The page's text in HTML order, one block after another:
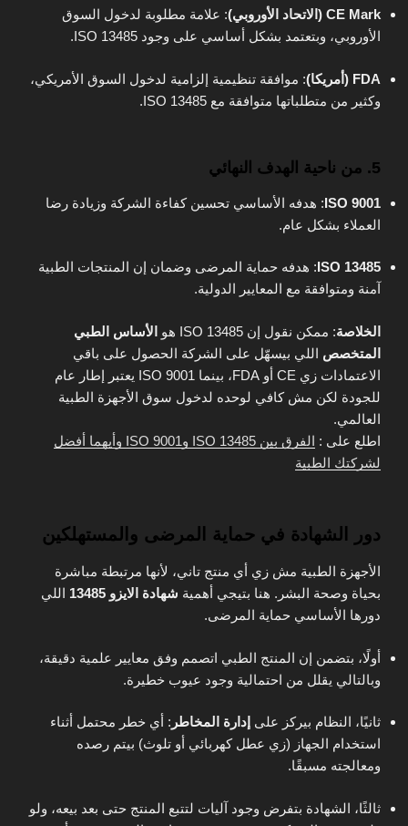
CE Mark (الاتحاد الأوروبي)
: علامة مطلوبة لدخول السوق
الأوروبي، وبتعتمد بشكل أساسي على وجود ISO 13485.
FDA (أمريكا)
: موافقة تنظيمية إلزامية لدخول السوق الأمريكي،
وكثير من متطلباتها متوافقة مع ISO 13485.
5. من ناحية الهدف النهائي
ISO 9001: هدفه الأساسي تحسين كفاءة الشركة وزيادة رضا
العملاء بشكل عام.
ISO 13485: هدفه حماية المرضى وضمان إن المنتجات الطبية
آمنة ومتوافقة مع المعايير الدولية.
الخلاصة: ممكن نقول إن ISO 13485 هو
الأساس الطبي
المتخصص اللي بيسهّل على الشركة الحصول على باقي
الاعتمادات زي CE أو FDA، بينما ISO 9001 يعتبر إطار عام
للجودة لكن مش كافي لوحده لدخول سوق الأجهزة الطبية
العالمي.
اطلع على :
الفرق بين ISO 13485 وISO 9001 وأيهما أفضل
لشركتك الطبية
دور الشهادة في حماية المرضى والمستهلكين
الأجهزة الطبية مش زي أي منتج تاني، لأنها مرتبطة مباشرة
بحياة وصحة البشر. هنا بتيجي أهمية شهادة الايزو 13485
اللي
دورها الأساسي حماية المرضى.
أولًا، بتضمن إن المنتج الطبي اتصمم وفق معايير علمية دقيقة،
وبالتالي يقلل من احتمالية وجود عيوب خطيرة.
ثانيًا، النظام بيركز على إدارة المخاطر : أي خطر محتمل أثناء
استخدام الجهاز (زي عطل كهربائي أو تلوث) بيتم رصده
ومعالجته مسبقًا.
ثالثًا، الشهادة بتفرض وجود آليات لتتبع المنتج حتى بعد بيعه، ولو